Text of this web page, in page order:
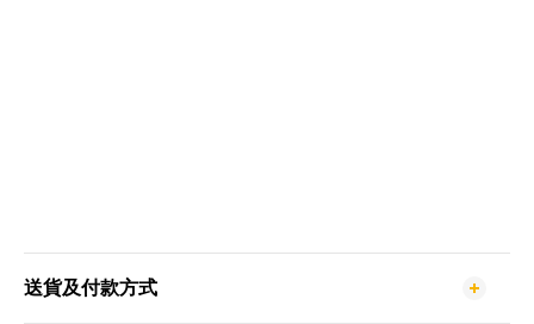
送貨及付款方式